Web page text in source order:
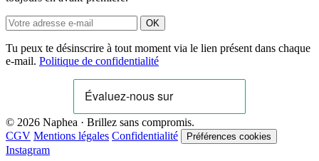
OK
Tu peux te désinscrire à tout moment via le lien présent dans chaque
e-mail. Politique de confidentialité
© 2026 Naphea · Brillez sans compromis.
CGV Mentions légales Confidentialité Préférences cookies
Instagram